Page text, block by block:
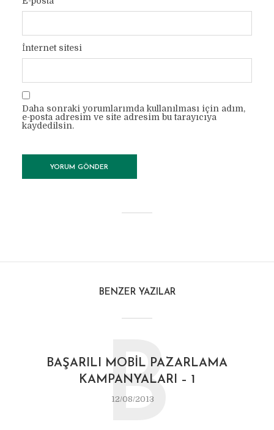
İnternet sitesi
Daha sonraki yorumlarımda kullanılması için adım,
e-posta adresim ve site adresim bu tarayıcıya
kaydedilsin.
BENZER YAZILAR
BAŞARILI MOBIL PAZARLAMA
KAMPANYALARI – 1
12/08/2013
B